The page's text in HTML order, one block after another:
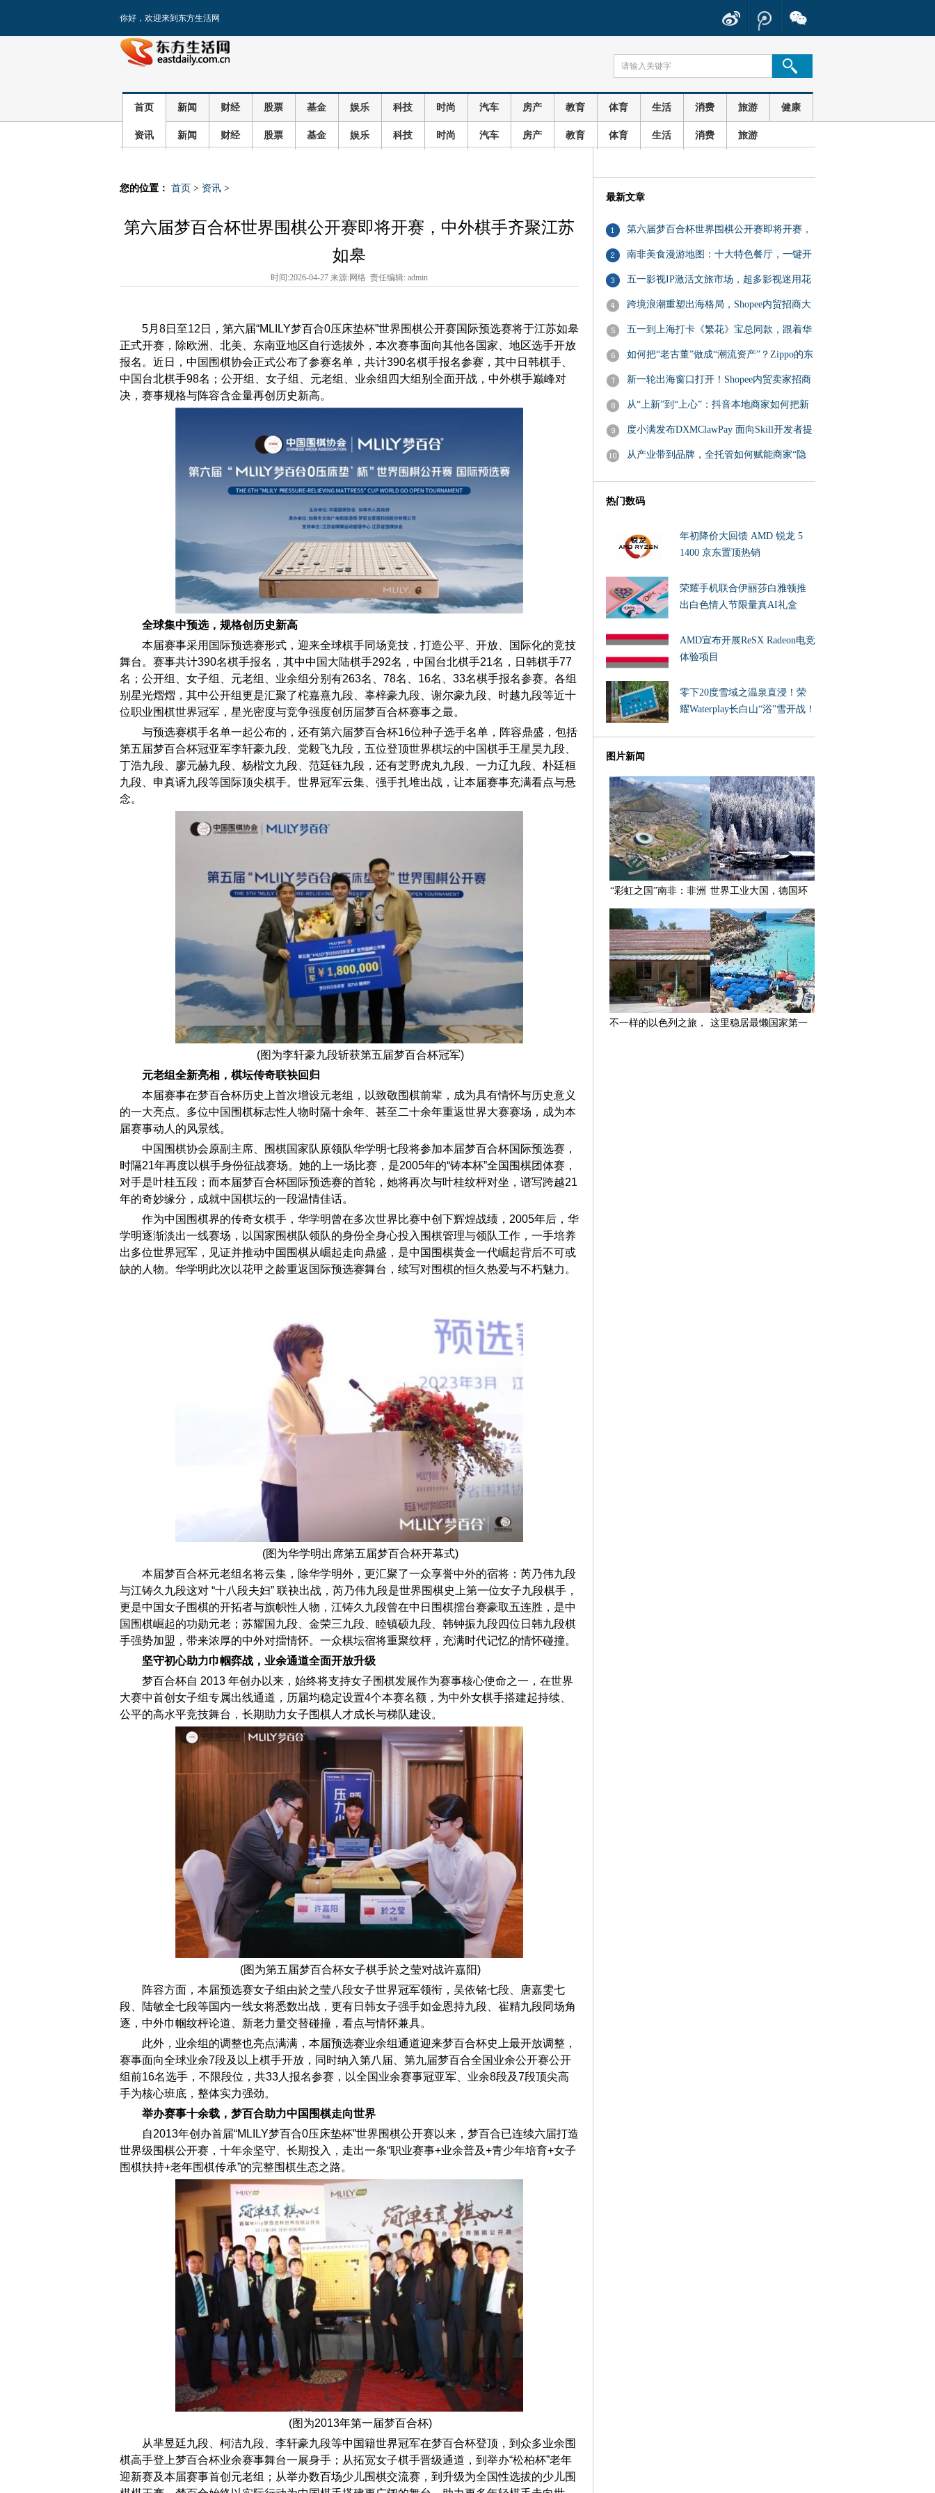
你好，欢迎来到东方生活网
首页 新闻 财经 股票 基金 娱乐 科技 时尚 汽车 房产 教育 体育 生活 消费 旅游 健康
资讯 新闻 财经 股票 基金 娱乐 科技 时尚 汽车 房产 教育 体育 生活 消费 旅游
您的位置： 首页 > 资讯 >
第六届梦百合杯世界围棋公开赛即将开赛，中外棋手齐聚江苏
如皋
时间:2026-04-27 来源:网络 责任编辑: admin
5月8日至12日，第六届“MLILY梦百合0压床垫杯”世界围棋公开赛国际预选赛将于江苏如皋
正式开赛，除欧洲、北美、东南亚地区自行选拔外，本次赛事面向其他各国家、地区选手开放
报名。近日，中国围棋协会正式公布了参赛名单，共计390名棋手报名参赛，其中日韩棋手、
中国台北棋手98名；公开组、女子组、元老组、业余组四大组别全面开战，中外棋手巅峰对
决，赛事规格与阵容含金量再创历史新高。
全球集中预选，规格创历史新高
本届赛事采用国际预选赛形式，迎来全球棋手同场竞技，打造公平、开放、国际化的竞技
舞台。赛事共计390名棋手报名，其中中国大陆棋手292名，中国台北棋手21名，日韩棋手77
名；公开组、女子组、元老组、业余组分别有263名、78名、16名、33名棋手报名参赛。各组
别星光熠熠，其中公开组更是汇聚了柁嘉熹九段、辜梓豪九段、谢尔豪九段、时越九段等近十
位职业围棋世界冠军，星光密度与竞争强度创历届梦百合杯赛事之最。
与预选赛棋手名单一起公布的，还有第六届梦百合杯16位种子选手名单，阵容鼎盛，包括
第五届梦百合杯冠亚军李轩豪九段、党毅飞九段，五位登顶世界棋坛的中国棋手王星昊九段、
丁浩九段、廖元赫九段、杨楷文九段、范廷钰九段，还有芝野虎丸九段、一力辽九段、朴廷桓
九段、申真谞九段等国际顶尖棋手。世界冠军云集、强手扎堆出战，让本届赛事充满看点与悬
念。
(图为李轩豪九段斩获第五届梦百合杯冠军)
元老组全新亮相，棋坛传奇联袂回归
本届赛事在梦百合杯历史上首次增设元老组，以致敬围棋前辈，成为具有情怀与历史意义
的一大亮点。多位中国围棋标志性人物时隔十余年、甚至二十余年重返世界大赛赛场，成为本
届赛事动人的风景线。
中国围棋协会原副主席、围棋国家队原领队华学明七段将参加本届梦百合杯国际预选赛，
时隔21年再度以棋手身份征战赛场。她的上一场比赛，是2005年的“铸本杯”全国围棋团体赛，
对手是叶桂五段；而本届梦百合杯国际预选赛的首轮，她将再次与叶桂纹枰对坐，谱写跨越21
年的奇妙缘分，成就中国棋坛的一段温情佳话。
作为中国围棋界的传奇女棋手，华学明曾在多次世界比赛中创下辉煌战绩，2005年后，华
学明逐渐淡出一线赛场，以国家围棋队领队的身份全身心投入围棋管理与领队工作，一手培养
出多位世界冠军，见证并推动中国围棋从崛起走向鼎盛，是中国围棋黄金一代崛起背后不可或
缺的人物。华学明此次以花甲之龄重返国际预选赛舞台，续写对围棋的恒久热爱与不朽魅力。
(图为华学明出席第五届梦百合杯开幕式)
本届梦百合杯元老组名将云集，除华学明外，更汇聚了一众享誉中外的宿将：芮乃伟九段
与江铸久九段这对 “十八段夫妇” 联袂出战，芮乃伟九段是世界围棋史上第一位女子九段棋手，
更是中国女子围棋的开拓者与旗帜性人物，江铸久九段曾在中日围棋擂台赛豪取五连胜，是中
国围棋崛起的功勋元老；苏耀国九段、金荣三九段、睦镇硕九段、韩钟振九段四位日韩九段棋
手强势加盟，带来浓厚的中外对擂情怀。一众棋坛宿将重聚纹枰，充满时代记忆的情怀碰撞。
坚守初心助力巾帼弈战，业余通道全面开放升级
梦百合杯自 2013 年创办以来，始终将支持女子围棋发展作为赛事核心使命之一，在世界
大赛中首创女子组专属出线通道，历届均稳定设置4个本赛名额，为中外女棋手搭建起持续、
公平的高水平竞技舞台，长期助力女子围棋人才成长与梯队建设。
(图为第五届梦百合杯女子棋手於之莹对战许嘉阳)
阵容方面，本届预选赛女子组由於之莹八段女子世界冠军领衔，吴依铭七段、唐嘉雯七
段、陆敏全七段等国内一线女将悉数出战，更有日韩女子强手如金恩持九段、崔精九段同场角
逐，中外巾帼纹枰论道、新老力量交替碰撞，看点与情怀兼具。
此外，业余组的调整也亮点满满，本届预选赛业余组通道迎来梦百合杯史上最开放调整，
赛事面向全球业余7段及以上棋手开放，同时纳入第八届、第九届梦百合全国业余公开赛公开
组前16名选手，不限段位，共33人报名参赛，以全国业余赛事冠亚军、业余8段及7段顶尖高
手为核心班底，整体实力强劲。
举办赛事十余载，梦百合助力中国围棋走向世界
自2013年创办首届“MLILY梦百合0压床垫杯”世界围棋公开赛以来，梦百合已连续六届打造
世界级围棋公开赛，十年余坚守、长期投入，走出一条“职业赛事+业余普及+青少年培育+女子
围棋扶持+老年围棋传承”的完整围棋生态之路。
(图为2013年第一届梦百合杯)
从芈昱廷九段、柯洁九段、李轩豪九段等中国籍世界冠军在梦百合杯登顶，到众多业余围
棋高手登上梦百合杯业余赛事舞台一展身手；从拓宽女子棋手晋级通道，到举办“松柏杯”老年
迎新赛及本届赛事首创元老组；从举办数百场少儿围棋交流赛，到升级为全国性选拔的少儿围
最新文章
第六届梦百合杯世界围棋公开赛即将开赛，
中外棋手齐聚江苏如皋
南非美食漫游地图：十大特色餐厅，一键开
启味蕾之旅
五一影视IP激活文旅市场，超多影视迷用花
瓣地图一键直达打卡同款
跨境浪潮重塑出海格局，Shopee内贸招商大
会释放多项关键信号
五一到上海打卡《繁花》宝总同款，跟着华
为花瓣地图路线自驾游
如何把“老古董”做成“潮流资产”？Zippo的东
南亚出海之路
新一轮出海窗口打开！Shopee内贸卖家招商
大会邀你入局
从“上新”到“上心”：抖音本地商家如何把新
品发布做成到店增量
度小满发布DXMClawPay 面向Skill开发者提
供一站式支付接入方案
从产业带到品牌，全托管如何赋能商家“隐
身”成就东南亚及拉美业
热门数码
年初降价大回馈 AMD 锐龙 5
1400 京东置顶热销
荣耀手机联合伊丽莎白雅顿推
出白色情人节限量真AI礼盒
AMD宣布开展ReSX Radeon电竞
体验项目
零下20度雪域之温泉直浸！荣
耀Waterplay长白山“浴”雪开战！
图片新闻
“彩虹之国”南非：非洲
发展程度最高的国家之
一，拥有三个首都
世界工业大国，德国环
保严格，湖水可直饮！
不一样的以色列之旅，
这里稳居最懒国家第一